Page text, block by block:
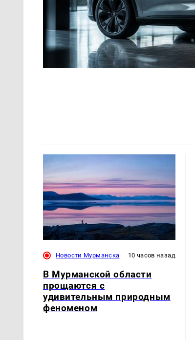
Новости Мурманска 10 часов назад
В Мурманской области
прощаются с
удивительным природным
феноменом